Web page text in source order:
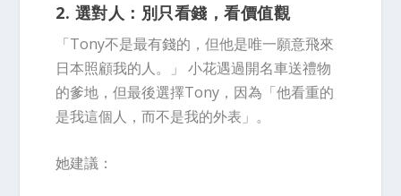
2. 選對人：別只看錢，看價值觀
「Tony不是最有錢的，但他是唯一願意飛來
日本照顧我的人。」 小花遇過開名車送禮物
的爹地，但最後選擇Tony，因為「他看重的
是我這個人，而不是我的外表」。
她建議：